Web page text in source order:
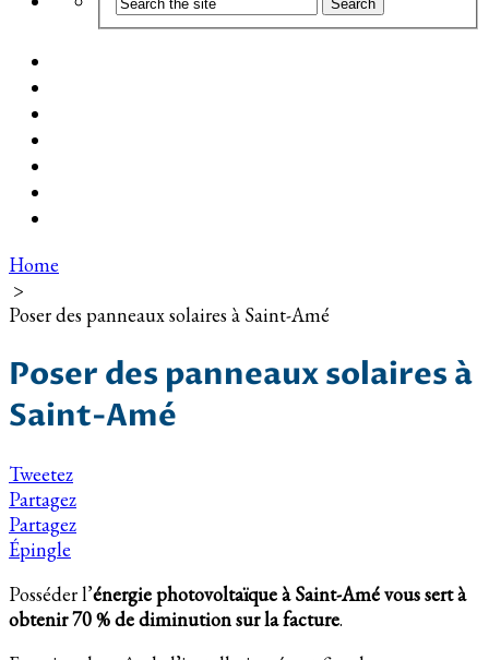
Home
>
Poser des panneaux solaires à Saint-Amé
Poser des panneaux solaires à
Saint-Amé
Tweetez
Partagez
Partagez
Épingle
Posséder l’énergie photovoltaïque à Saint-Amé vous sert à
obtenir 70 % de diminution sur la facture.